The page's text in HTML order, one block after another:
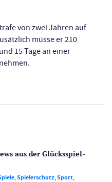
von zwei Jahren auf
müsse er 210
15 Tage an einer
aus der Glücksspiel-
,Spielerschutz,Sport,